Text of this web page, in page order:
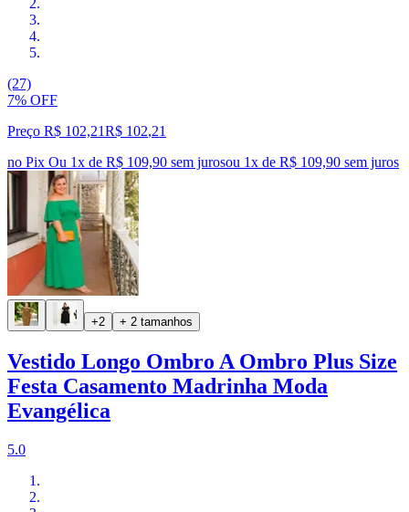
(27)
7% OFF
Preço R$ 102,21R$ 102,21
no Pix Ou 1x de R$ 109,90 sem jurosou 1x de R$ 109,90 sem juros
+2 + 2 tamanhos
Vestido Longo Ombro A Ombro Plus Size
Festa Casamento Madrinha Moda
Evangélica
5.0